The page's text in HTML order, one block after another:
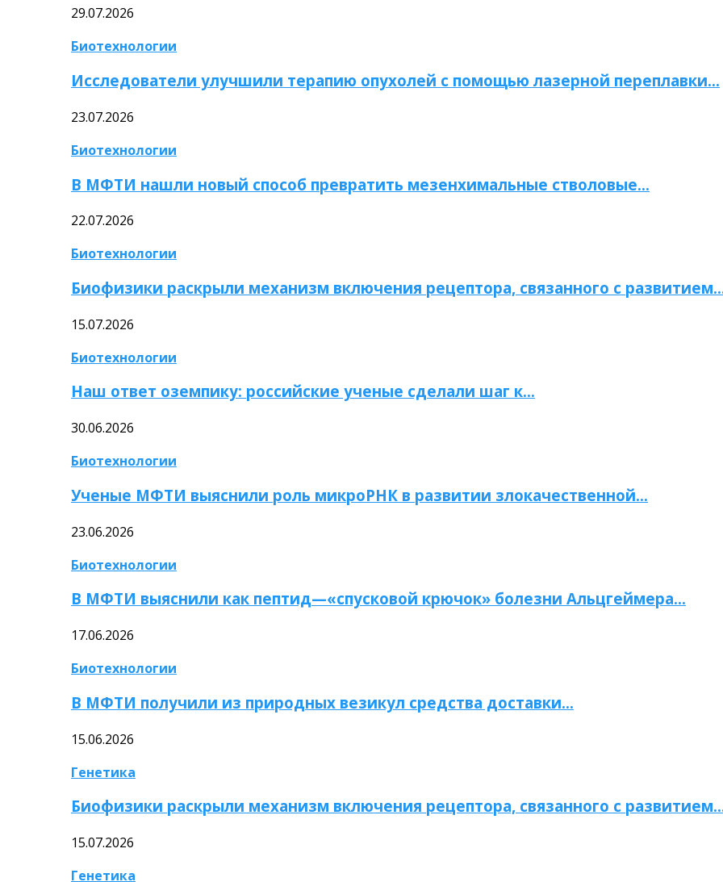
29.07.2026
Биотехнологии
Исследователи улучшили терапию опухолей с помощью лазерной переплавки…
23.07.2026
Биотехнологии
В МФТИ нашли новый способ превратить мезенхимальные стволовые…
22.07.2026
Биотехнологии
Биофизики раскрыли механизм включения рецептора, связанного с
15.07.2026
Биотехнологии
Наш ответ оземпику: российские ученые сделали шаг к…
30.06.2026
Биотехнологии
Ученые МФТИ выяснили роль микроРНК в развитии злокачественной…
23.06.2026
Биотехнологии
В МФТИ выяснили как пептид—«спусковой крючок» болезни Альцгеймера…
17.06.2026
Биотехнологии
В МФТИ получили из природных везикул средства доставки…
15.06.2026
Генетика
Биофизики раскрыли механизм включения рецептора, связанного с
15.07.2026
Генетика